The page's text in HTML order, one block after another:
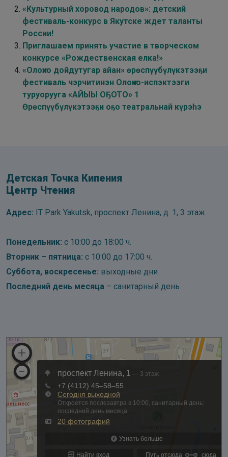
«Культурный хоровод народов»: детский
фестиваль-конкурс в Якутске ждет таланты
России!
Приглашаем принять участие в творческом
конкурсе «Рождественская елка!»
«Олоҥхо дойдутугар айан» өрөспүүбүлүкэтээҕи
фестиваль чэрчитинэн Олоҥхо-испэктээги
туруорууга «АЙЫЫ ОҔОТО» 1
Өрөспүүбүлүкэтээҕи оҕо театральнай күрэһэ
Детская Точка Кипения
Центр Чтения
Адрес: IT Park Yakutsk, проспект Ленина, д. 1, 3 этаж
Понедельник: с 10:00 до 18:00 ч.
Вторник – пятница: с 10:00 до 17:00 ч.
Суббота, воскресенье: выходные дни
Последний день месяца – санитарный день